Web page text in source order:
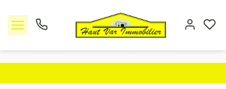
Nos offres